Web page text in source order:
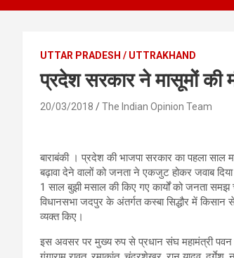
UTTAR PRADESH / UTTRAKHAND
प्रदेश सरकार ने मासूमों की
20/03/2018 The Indian Opinion Team
बाराबंकी । प्रदेश की भाजपा सरकार का पहला
बढ़ावा देने वालों को जनता ने एकजुट होकर जवाब
1 साल बुझी मसाल की किए गए कार्यों को जनता
विधानसभा जदपुर के अंतर्गत कस्बा सिद्धौर में
व्यक्त किए।
इस अवसर पर मुख्य रुप से प्रधान संघ महामंत्री पवन